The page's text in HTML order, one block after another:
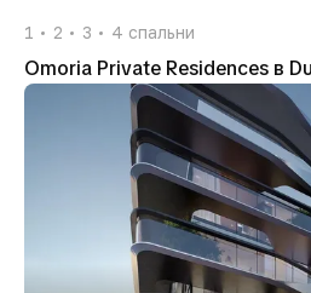
1 2 3 4 спальни
Omoria Private Residences в